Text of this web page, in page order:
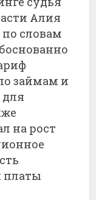
Алия
словам
займам и
на рост
платы